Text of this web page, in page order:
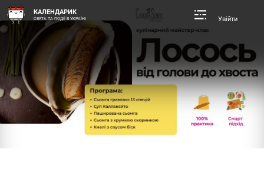
КАЛЕНДАРИК
СВЯТА ТА ПОДІЇ В УКРАЇНІ Увійти